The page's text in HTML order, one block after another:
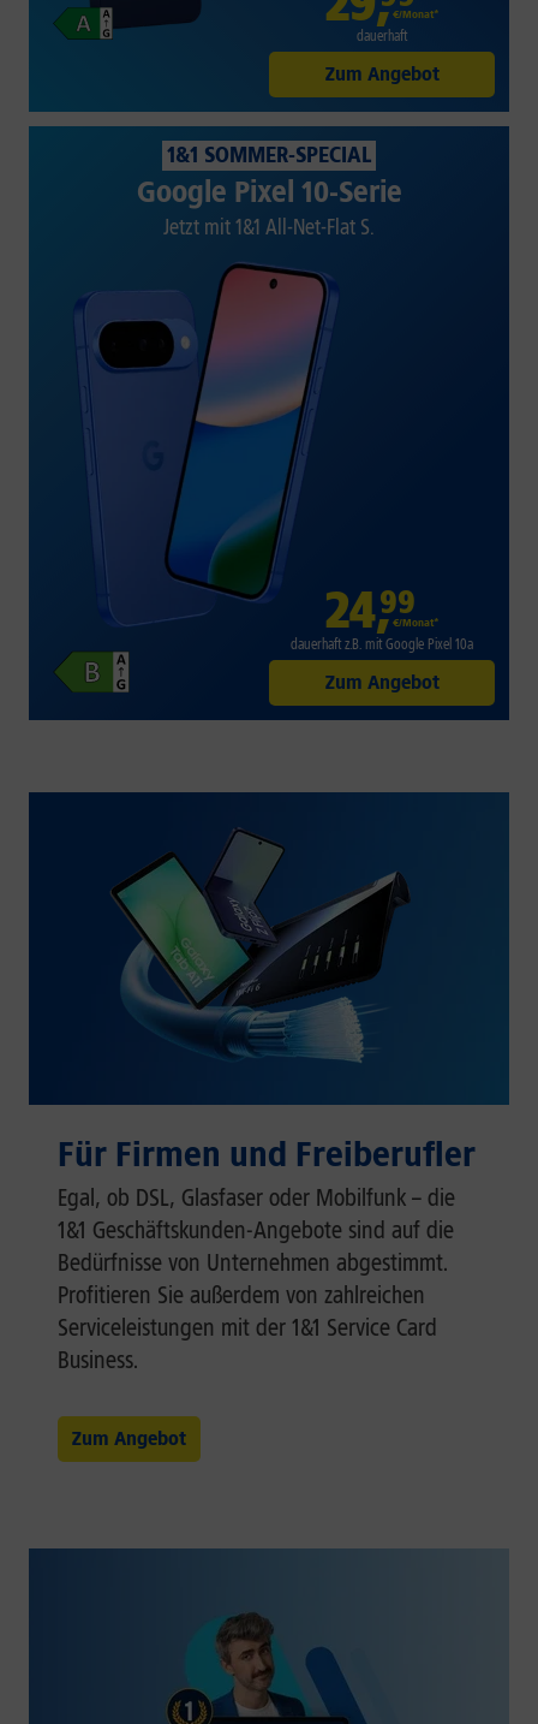
€/Monat*
dauerhaft
Zum Angebot
1&1 SOMMER-SPECIAL
Google Pixel 10-Serie
Jetzt mit 1&1 All-Net-Flat S.
24,99
€/Monat*
dauerhaft z.B. mit Google Pixel 10a
Zum Angebot
Für Firmen und Freiberufler
Egal, ob DSL, Glasfaser oder Mobilfunk – die
1&1 Geschäftskunden-Angebote sind auf die
Bedürfnisse von Unternehmen abgestimmt.
Profitieren Sie außerdem von zahlreichen
Serviceleistungen mit der 1&1 Service Card
Business.
Zum Angebot